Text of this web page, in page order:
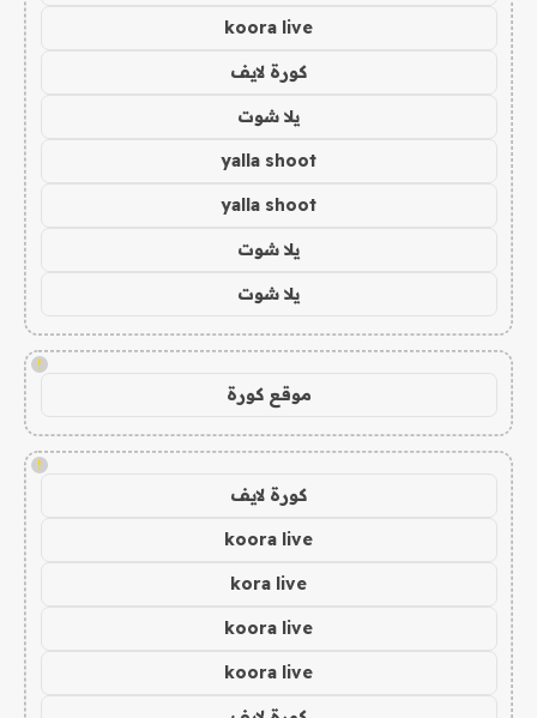
koora live
كورة لايف
يلا شوت
yalla shoot
yalla shoot
يلا شوت
يلا شوت
!
موقع كورة
!
كورة لايف
koora live
kora live
koora live
koora live